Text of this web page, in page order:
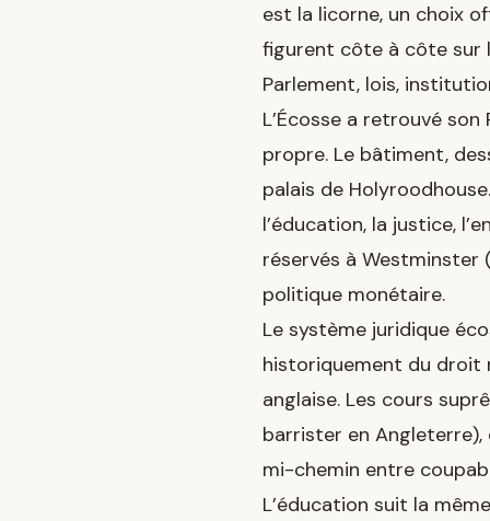
est la licorne, un choix
figurent côte à côte sur
Parlement, lois,
L’Écosse a retrouvé
propre. Le bâtiment,
palais de
l’éducation, la justice,
réservés à Westminster
politique monétaire.
Le système juridique
historiquement du droit
anglaise. Les cours
barrister en Angleterre),
mi-chemin entre
L’éducation suit la